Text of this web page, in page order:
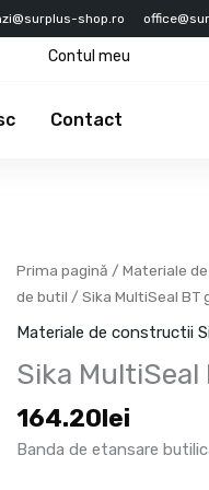
shop.ro
Contul meu
Contact
Prima pagină /Materiale
de butil / Sika MultiSeal
Materiale de constructii
Sika
164.20lei
Banda de etansare
Cantitate
Sika
MultiSeal
gri